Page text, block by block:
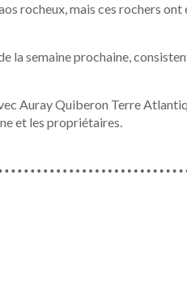
rocheux, mais ces rochers
la semaine prochaine,
Auray Quiberon Terre
et les propriétaires.